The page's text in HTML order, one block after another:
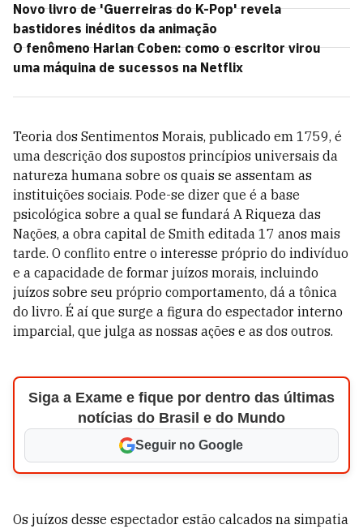
Novo livro de 'Guerreiras do K-Pop' revela
bastidores inéditos da animação
O fenômeno Harlan Coben: como o escritor virou
uma máquina de sucessos na Netflix
Teoria dos Sentimentos Morais, publicado em 1759, é
uma descrição dos supostos princípios universais da
natureza humana sobre os quais se assentam as
instituições sociais. Pode-se dizer que é a base
psicológica sobre a qual se fundará A Riqueza das
Nações, a obra capital de Smith editada 17 anos mais
tarde. O conflito entre o interesse próprio do indivíduo
e a capacidade de formar juízos morais, incluindo
juízos sobre seu próprio comportamento, dá a tônica
do livro. É aí que surge a figura do espectador interno
imparcial, que julga as nossas ações e as dos outros.
Siga a Exame e fique por dentro das últimas
notícias do Brasil e do Mundo
Seguir no Google
Os juízos desse espectador estão calcados na simpatia